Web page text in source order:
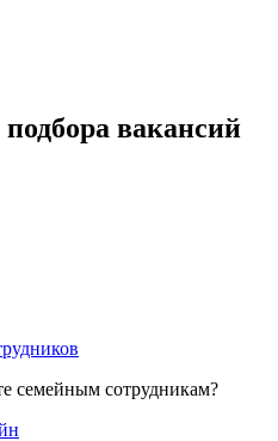
вакансий
семейным сотрудникам?